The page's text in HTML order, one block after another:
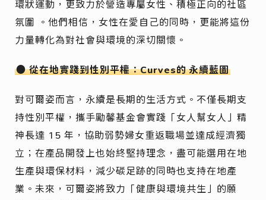
環狀運動，更致力於營造專屬女性、積極正向的社區
氛圍 。他們相信，女性在愛自己的同時，更能將這份
力量轉化為對社會與環境的深切關懷。
● 從在地實踐到性別平權：Curves的 永續藍圖
對可爾姿而言，永續是長期的生活方式。不僅長期支
持性別平權，攜手勵馨基金會實踐「女人幫女人」精
神長達 15 年，協助弱勢婦女重返職場並達成經濟獨
立；在產品開發上也始終堅持理念，盡可能選用在地
生產與環保材料，減少碳足跡的同時也支持在地產
業。未來，可爾姿將致力「健康與環境共生」的願